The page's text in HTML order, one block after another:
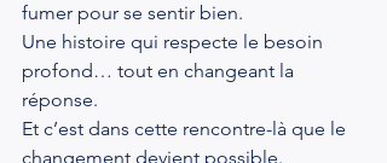
fumer pour se sentir bien.
Une histoire qui respecte le besoin
profond… tout en changeant la
réponse.
Et c’est dans cette rencontre-là que le
changement devient possible.